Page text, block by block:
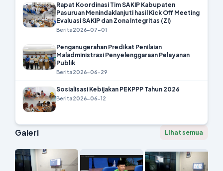
Rapat Koordinasi Tim SAKIP Kabupaten
Pasuruan Menindaklanjuti hasil Kick Off Meeting
Evaluasi SAKIP dan Zona Integritas (ZI)
Berita2026-07-01
Penganugerahan Predikat Penilaian
Maladministrasi Penyelenggaraan Pelayanan
Publik
Berita2026-06-29
Sosialisasi Kebijakan PEKPPP Tahun 2026
Berita2026-06-12
Galeri Lihat semua